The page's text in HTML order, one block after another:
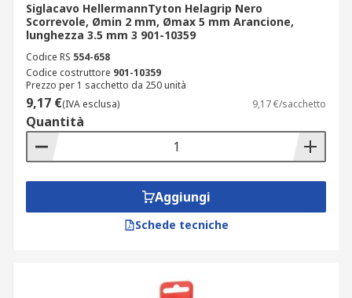
Siglacavo HellermannTyton Helagrip Nero
Scorrevole, Ømin 2 mm, Ømax 5 mm Arancione,
lunghezza 3.5 mm 3 901-10359
Codice RS 554-658
Codice costruttore 901-10359
Prezzo per 1 sacchetto da 250 unità
9,17 €(IVA esclusa) 9,17 €/sacchetto
Quantità
Aggiungi
Schede tecniche